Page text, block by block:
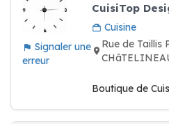
Signaler une
erreur
CuisiTop
Cuisine
Rue de Taillis
Boutique de